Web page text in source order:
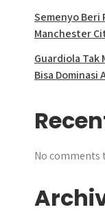
Semenyo
Manchester
Guardiola Tak
Bisa Dominasi
No comments